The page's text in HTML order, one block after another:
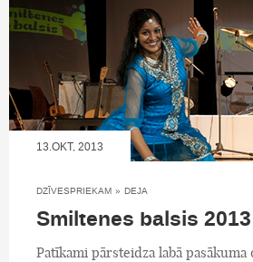
13.OKT, 2013
DZĪVESPRIEKAM » DEJA
Smiltenes balsis 2013
Patīkami pārsteidza labā pasākuma